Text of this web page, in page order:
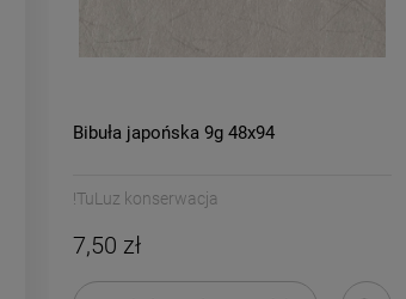
Bibuła japońska 9g 48x94
!TuLuz konserwacja
7,50 zł